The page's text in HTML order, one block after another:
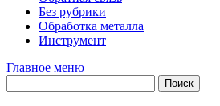
Без рубрики
Обработка металла
Инструмент
Главное меню